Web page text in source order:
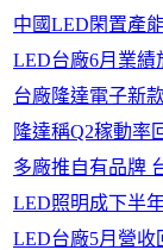
中國LED閑置產
LED台廠6月業績
台廠隆達電子新
隆達稱Q2稼動率
多廠推自有品牌
LED照明成下半
LED台廠5月營收